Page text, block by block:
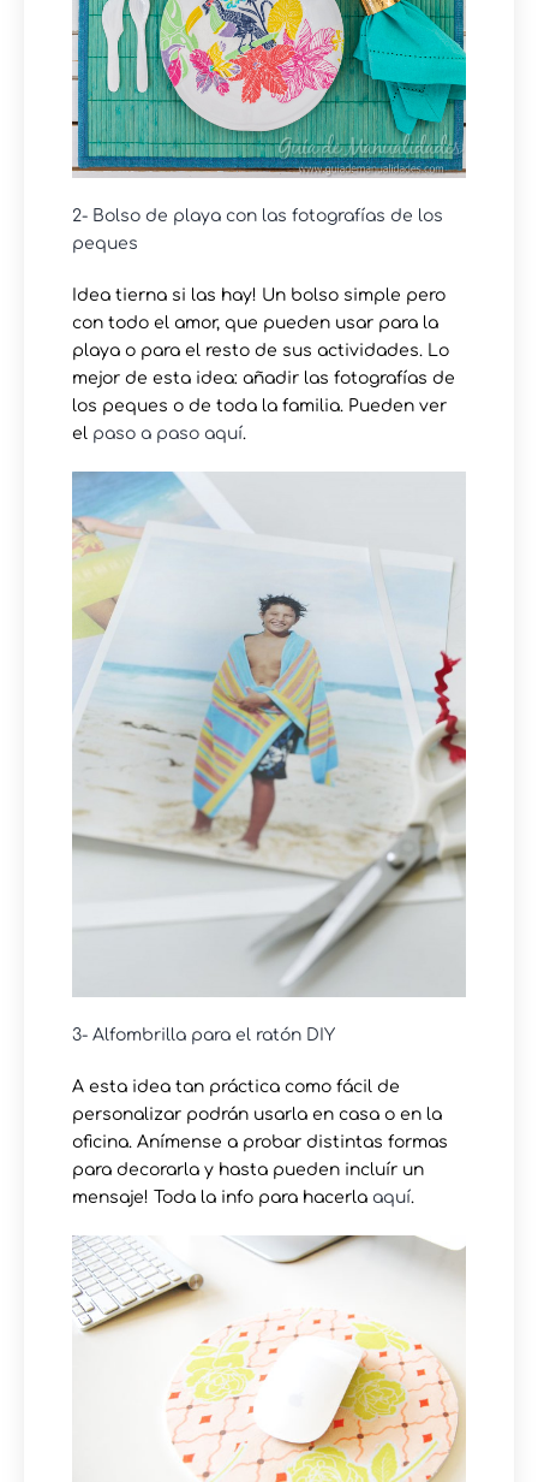
2- Bolso de playa con las fotografías de los
peques
Idea tierna si las hay! Un bolso simple pero
con todo el amor, que pueden usar para la
playa o para el resto de sus actividades. Lo
mejor de esta idea: añadir las fotografías de
los peques o de toda la familia. Pueden ver
el paso a paso aquí.
3- Alfombrilla para el ratón DIY
A esta idea tan práctica como fácil de
personalizar podrán usarla en casa o en la
oficina. Anímense a probar distintas formas
para decorarla y hasta pueden incluír un
mensaje! Toda la info para hacerla aquí.